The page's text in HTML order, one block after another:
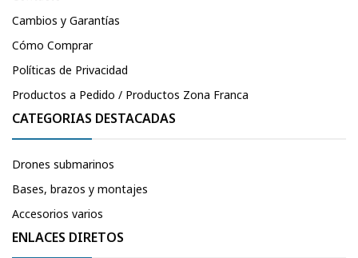
Cambios y Garantías
Cómo Comprar
Políticas de Privacidad
Productos a Pedido / Productos Zona Franca
CATEGORIAS DESTACADAS
Drones submarinos
Bases, brazos y montajes
Accesorios varios
ENLACES DIRETOS